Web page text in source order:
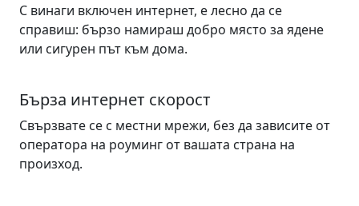
С винаги включен интернет, е лесно да се
справиш: бързо намираш добро място за ядене
или сигурен път към дома.
Бърза интернет скорост
Свързвате се с местни мрежи, без да зависите от
оператора на роуминг от вашата страна на
произход.